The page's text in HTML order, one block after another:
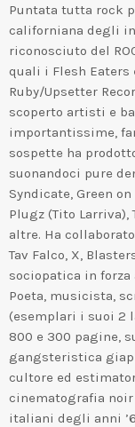
Puntata tutta rock
californiana degli
riconosciuto del
quali i Flesh Eaters
Ruby/Upsetter
scoperto artisti e
importantissime,
sospette ha
suonandoci pure
Syndicate, Green
Plugz (Tito Larriva),
altre. Ha
Tav Falco, X,
sociopatica in forza
Poeta, musicista,
(esemplari i suoi 2
800 e 300 pagine,
gangsteristica
cultore ed
cinematografia
italiani degli anni